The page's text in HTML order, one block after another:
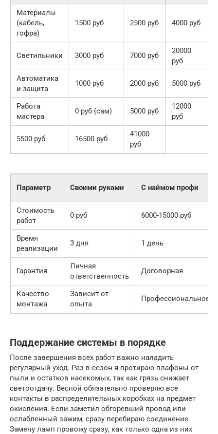
Материалы
(кабель,
гофра)
1500 руб 2500 руб 4000 руб
Светильники 3000 руб 7000 руб
20000
руб
Автоматика
и защита
1000 руб 2000 руб 5000 руб
Работа
мастера
0 руб (сам) 5000 руб
12000
руб
5500 руб 16500 руб
41000
руб
Параметр Своими руками С наймом профи
Стоимость
работ
0 руб 6000-15000 руб
Время
реализации
3 дня 1 день
Гарантия
Личная
ответственность
Договорная
Качество
монтажа
Зависит от
опыта
Профессиональное
Поддержание системы в порядке
После завершения всех работ важно наладить
регулярный уход. Раз в сезон я протираю плафоны от
пыли и остатков насекомых, так как грязь снижает
светоотдачу. Весной обязательно проверяю все
контакты в распределительных коробках на предмет
окисления. Если заметил обгоревший провод или
ослабленный зажим, сразу перебираю соединение.
Замену ламп провожу сразу, как только одна из них